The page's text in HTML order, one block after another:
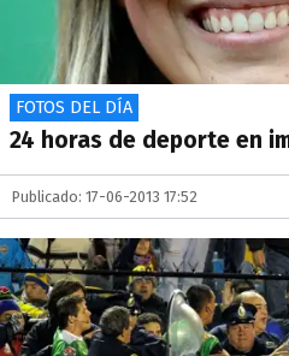
FOTOS DEL DÍA
24 horas de deporte en
Publicado: 17-06-2013 17:52